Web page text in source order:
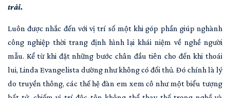
trải.
Luôn được nhắc đến với vị trí số một khi góp phần giúp nghành
công nghiệp thời trang định hình lại khái niệm về nghề người
mẫu. Kể từ khi đặt những bước chân đầu tiên cho đến khi thoái
lui, Linda Evangelista dường như không có đối thủ. Đó chính là lý
do truyền thông, các thế hệ đàn em xem cô như một biểu tượng